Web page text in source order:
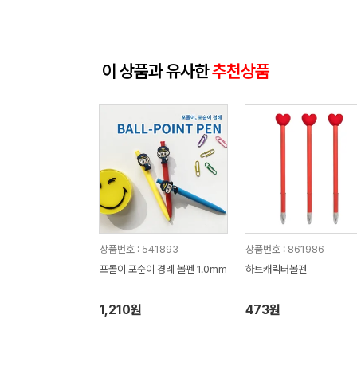
이 상품과 유사한추천상품
상품번호 : 541893
포돌이 포순이 경례 볼펜 1.0mm
1,210원
상품번호 : 861986
하트캐릭터볼펜
473원